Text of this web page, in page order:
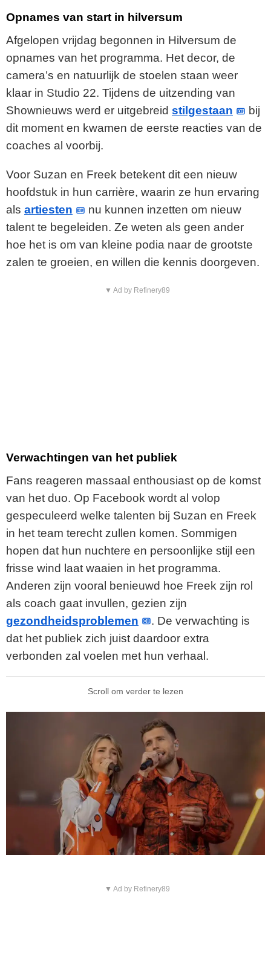
Opnames van start in hilversum
Afgelopen vrijdag begonnen in Hilversum de
opnames van het programma. Het decor, de
camera’s en natuurlijk de stoelen staan weer
klaar in Studio 22. Tijdens de uitzending van
Shownieuws werd er uitgebreid stilgestaan
bij
dit moment en kwamen de eerste reacties van de
coaches al voorbij.
Voor Suzan en Freek betekent dit een nieuw
hoofdstuk in hun carrière, waarin ze hun ervaring
als artiesten
nu kunnen inzetten om nieuw
talent te begeleiden. Ze weten als geen ander
hoe het is om van kleine podia naar de grootste
zalen te groeien, en willen die kennis doorgeven.
▼ Ad by Refinery89
Verwachtingen van het publiek
Fans reageren massaal enthousiast op de komst
van het duo. Op Facebook wordt al volop
gespeculeerd welke talenten bij Suzan en Freek
in het team terecht zullen komen. Sommigen
hopen dat hun nuchtere en persoonlijke stijl een
frisse wind laat waaien in het programma.
Anderen zijn vooral benieuwd hoe Freek zijn rol
als coach gaat invullen, gezien zijn
gezondheidsproblemen
. De verwachting is
dat het publiek zich juist daardoor extra
verbonden zal voelen met hun verhaal.
Scroll om verder te lezen
▼ Ad by Refinery89